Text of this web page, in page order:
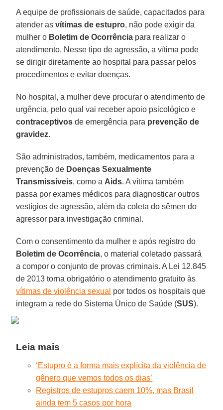
A equipe de profissionais de saúde, capacitados para
atender asvítimas de estupro, não pode exigir da
mulher o Boletim de Ocorrência para realizar o
atendimento. Nesse tipo de agressão, a vítima pode
se dirigir diretamente ao hospital para passar pelos
procedimentos e evitar doenças.
No hospital, a mulher deve procurar o atendimento de
urgência, pelo qual vai receber apoio psicológico e
contraceptivos de emergência para prevenção de
gravidez.
São administrados, também, medicamentos para a
prevenção de Doenças Sexualmente
Transmissíveis, como a Aids. A vítima também
passa por exames médicos para diagnosticar outros
vestígios de agressão, além da coleta do sêmen do
agressor para investigação criminal.
Com o consentimento da mulher e após registro do
Boletim de Ocorrência, o material coletado passará
a compor o conjunto de provas criminais. A Lei 12.845
de 2013 torna obrigatório o atendimento gratuito às
vítimas de violência sexual por todos os hospitais que
integram a rede do Sistema Único de Saúde (SUS).
Leia mais
‘Estupro é a forma mais explícita da violência de
gênero que vemos todos os dias’
Registros de estupros caem 10%, mas Brasil
ainda tem 5 casos por hora